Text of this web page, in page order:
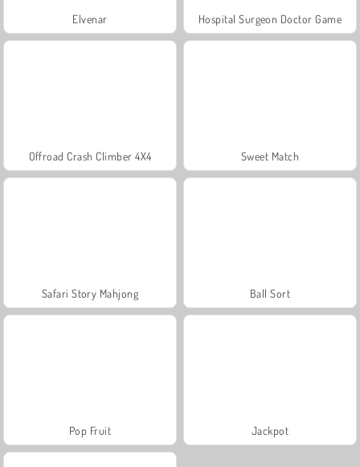
Elvenar Hospital Surgeon Doctor Game
Offroad Crash Climber 4X4 Sweet Match
Safari Story Mahjong Ball Sort
Pop Fruit Jackpot